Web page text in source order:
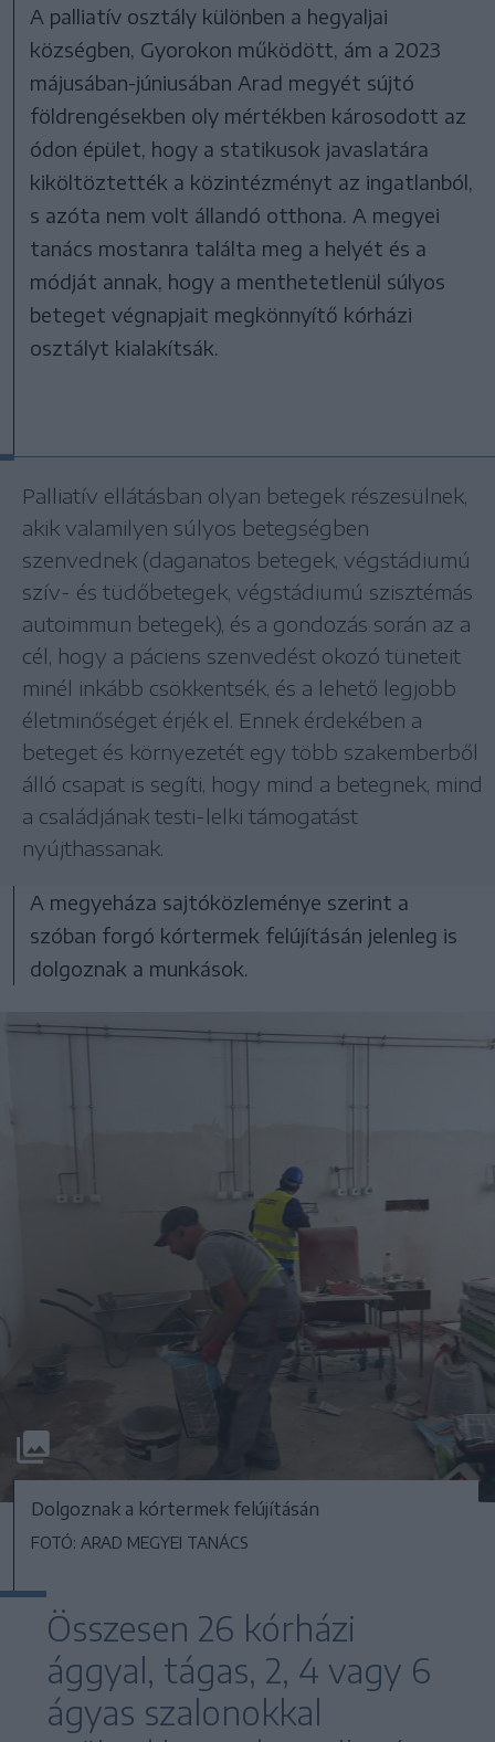
A palliatív osztály különben a hegyaljai
községben, Gyorokon működött, ám a 2023
májusában-júniusában Arad megyét sújtó
földrengésekben oly mértékben károsodott az
ódon épület, hogy a statikusok javaslatára
kiköltöztették a közintézményt az ingatlanból,
s azóta nem volt állandó otthona. A megyei
tanács mostanra találta meg a helyét és a
módját annak, hogy a menthetetlenül súlyos
beteget végnapjait megkönnyítő kórházi
osztályt kialakítsák.
Palliatív ellátásban olyan betegek részesülnek,
akik valamilyen súlyos betegségben
szenvednek (daganatos betegek, végstádiumú
szív- és tüdőbetegek, végstádiumú szisztémás
autoimmun betegek), és a gondozás során az a
cél, hogy a páciens szenvedést okozó tüneteit
minél inkább csökkentsék, és a lehető legjobb
életminőséget érjék el. Ennek érdekében a
beteget és környezetét egy több szakemberből
álló csapat is segíti, hogy mind a betegnek, mind
a családjának testi-lelki támogatást
nyújthassanak.
A megyeháza sajtóközleménye szerint a
szóban forgó kórtermek felújításán jelenleg is
dolgoznak a munkások.
Dolgoznak a kórtermek felújításán
FOTÓ: ARAD MEGYEI TANÁCS
Összesen 26 kórházi
ággyal, tágas, 2, 4 vagy 6
ágyas szalonokkal